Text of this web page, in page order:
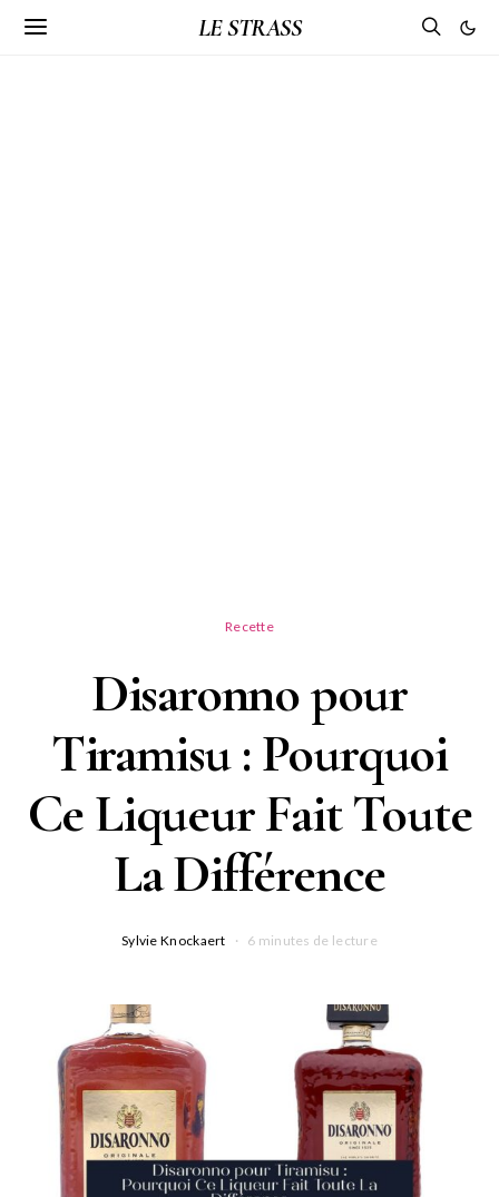
LE STRASS
Recette
Disaronno pour
Tiramisu : Pourquoi
Ce Liqueur Fait Toute
La Différence
Sylvie Knockaert 6 minutes de lecture